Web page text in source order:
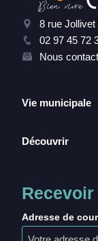
8 rue
02 97 45 72
Nous
Vie municipale
Découvrir
Adresse de